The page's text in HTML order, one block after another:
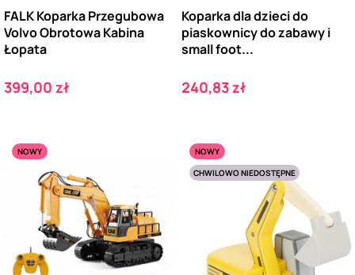
FALK Koparka Przegubowa
Volvo Obrotowa Kabina
Łopata
Cena
399,00 zł
Koparka dla dzieci do
piaskownicy do zabawy i
small foot...
Cena
240,83 zł
NOWY
NOWY
CHWILOWO NIEDOSTĘPNE